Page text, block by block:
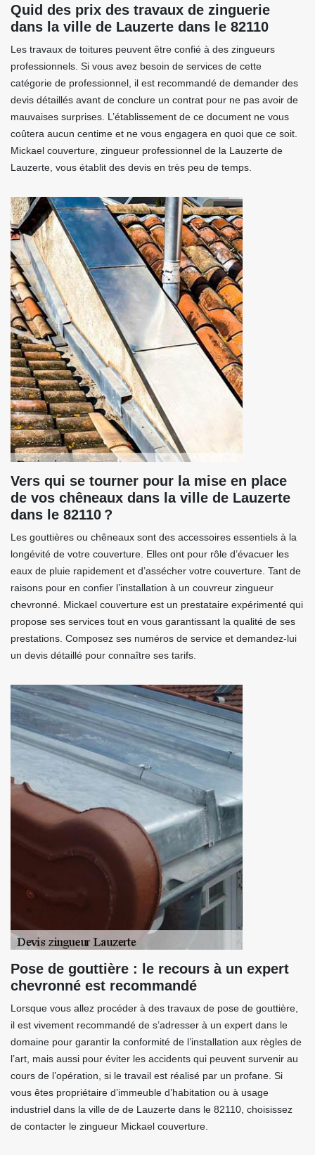
Quid des prix des travaux de zinguerie
dans la ville de Lauzerte dans le 82110
Les travaux de toitures peuvent être confié à des zingueurs
professionnels. Si vous avez besoin de services de cette
catégorie de professionnel, il est recommandé de demander des
devis détaillés avant de conclure un contrat pour ne pas avoir de
mauvaises surprises. L’établissement de ce document ne vous
coûtera aucun centime et ne vous engagera en quoi que ce soit.
Mickael couverture, zingueur professionnel de la Lauzerte de
Lauzerte, vous établit des devis en très peu de temps.
Vers qui se tourner pour la mise en place
de vos chêneaux dans la ville de Lauzerte
dans le 82110 ?
Les gouttières ou chêneaux sont des accessoires essentiels à la
longévité de votre couverture. Elles ont pour rôle d’évacuer les
eaux de pluie rapidement et d’assécher votre couverture. Tant de
raisons pour en confier l’installation à un couvreur zingueur
chevronné. Mickael couverture est un prestataire expérimenté qui
propose ses services tout en vous garantissant la qualité de ses
prestations. Composez ses numéros de service et demandez-lui
un devis détaillé pour connaître ses tarifs.
Pose de gouttière : le recours à un expert
chevronné est recommandé
Lorsque vous allez procéder à des travaux de pose de gouttière,
il est vivement recommandé de s’adresser à un expert dans le
domaine pour garantir la conformité de l’installation aux règles de
l’art, mais aussi pour éviter les accidents qui peuvent survenir au
cours de l’opération, si le travail est réalisé par un profane. Si
vous êtes propriétaire d’immeuble d’habitation ou à usage
industriel dans la ville de de Lauzerte dans le 82110, choisissez
de contacter le zingueur Mickael couverture.